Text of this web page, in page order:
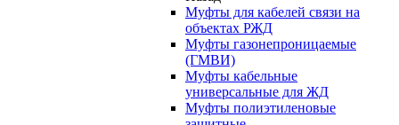
Муфты для кабелей связи на
объектах РЖД
Муфты газонепроницаемые
(ГМВИ)
Муфты кабельные
универсальные для ЖД
Муфты полиэтиленовые